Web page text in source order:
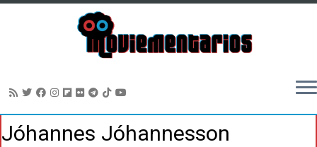
Saltar
alJóhannes Jóhannesson